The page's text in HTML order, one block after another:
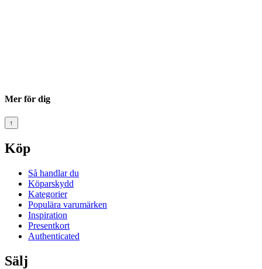
Mer för dig
↑
Köp
Så handlar du
Köparskydd
Kategorier
Populära varumärken
Inspiration
Presentkort
Authenticated
Sälj